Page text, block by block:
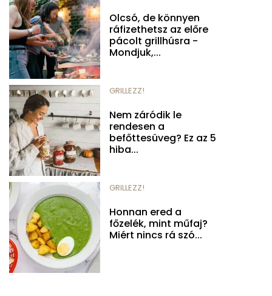
Olcsó, de könnyen
ráfizethetsz az előre
pácolt grillhúsra -
Mondjuk,...
GRILLEZZ!
Nem záródik le
rendesen a
befőttesüveg? Ez az 5
hiba...
GRILLEZZ!
Honnan ered a
főzelék, mint műfaj?
Miért nincs rá szó...